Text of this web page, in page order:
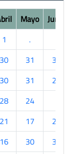
Mayo Junio
1 .
30 31
30
30 31
21
28 24
21 17
22
16 30
30